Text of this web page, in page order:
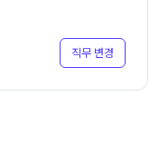
직무 변경